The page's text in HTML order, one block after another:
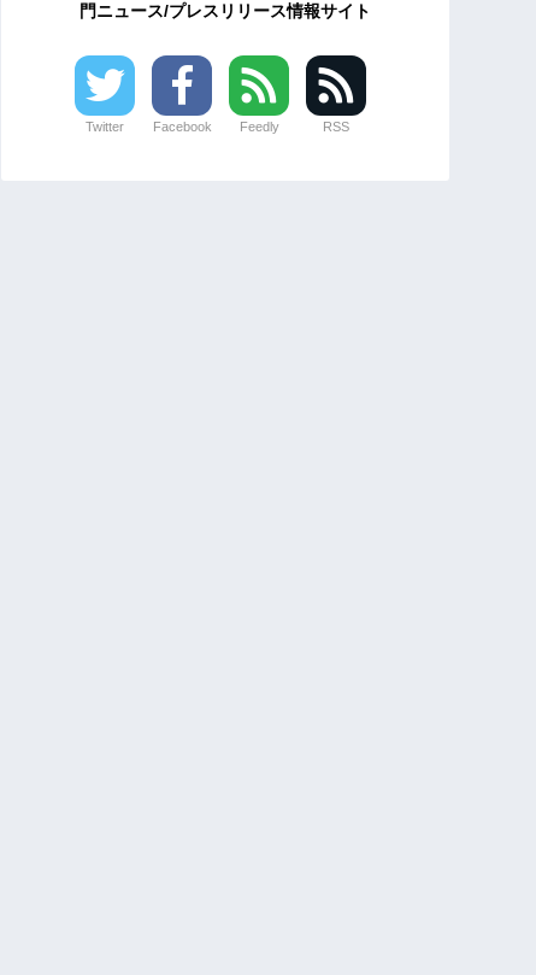
門ニュース/プレスリリース情報サイト
Twitter Facebook Feedly RSS